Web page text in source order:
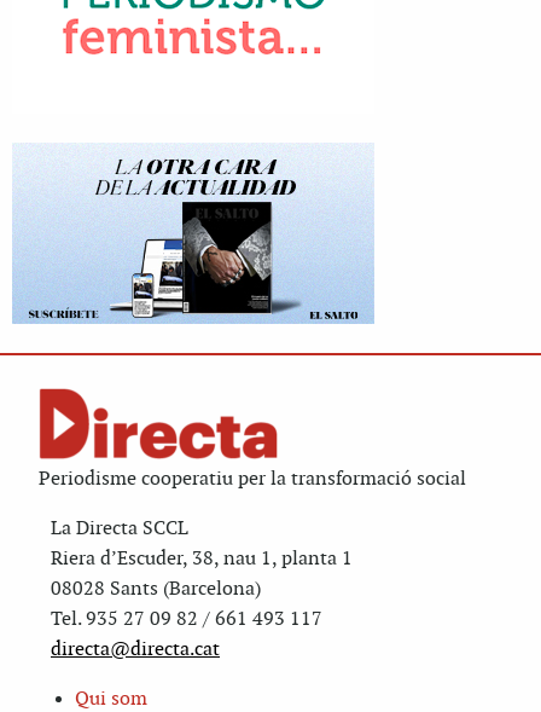
Periodisme cooperatiu per la transformació social
La Directa SCCL
Riera d’Escuder, 38, nau 1, planta 1
08028 Sants (Barcelona)
Tel. 935 27 09 82 / 661 493 117
directa@directa.cat
Qui som